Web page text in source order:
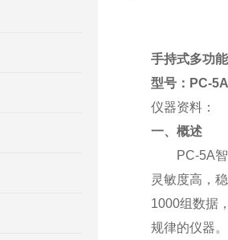
手持式多功
型号：PC-5A
仪器资料：
一、概述
PC-5A智能
灵敏度高，
1000组数据
规律的仪器。